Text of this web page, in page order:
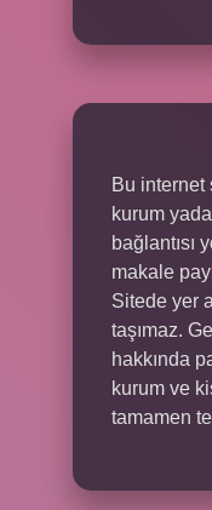
Bu internet
kurum
bağlantısı
makale
Sitede yer
taşımaz.
hakkında
kurum ve
tamamen